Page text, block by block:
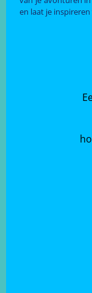
en laat je